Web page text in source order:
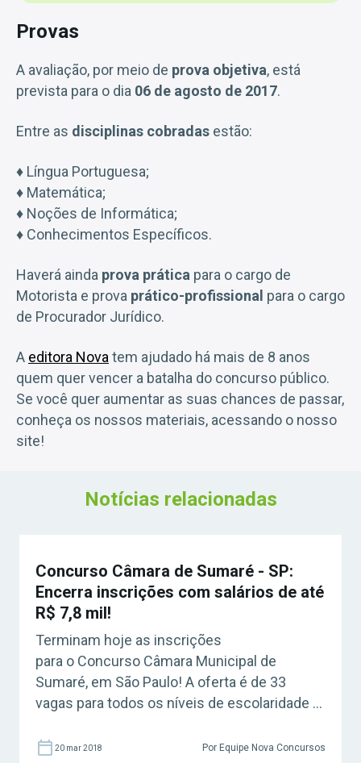
Provas
A avaliação, por meio de prova objetiva, está
prevista para o dia 06 de agosto de 2017.
Entre as disciplinas cobradas estão:
♦ Língua Portuguesa;
♦ Matemática;
♦ Noções de Informática;
♦ Conhecimentos Específicos.
Haverá ainda prova prática para o cargo de
Motorista e prova prático-profissional para o cargo
de Procurador Jurídico.
A editora Nova tem ajudado há mais de 8 anos
quem quer vencer a batalha do concurso público.
Se você quer aumentar as suas chances de passar,
conheça os nossos materiais, acessando o nosso
site!
Notícias relacionadas
Concurso Câmara de Sumaré - SP:
Encerra inscrições com salários de até
R$ 7,8 mil!
Terminam hoje as inscrições
para o Concurso Câmara Municipal de
Sumaré, em São Paulo! A oferta é de 33
vagas para todos os níveis de escolaridade e
agora o Curso Grátis INSS 2026! »Estude para
20 mar 2018 Por Equipe Nova Concursos